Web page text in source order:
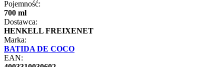
Pojemność:
700 ml
Dostawca:
HENKELL FREIXENET
Marka:
BATIDA DE COCO
EAN: